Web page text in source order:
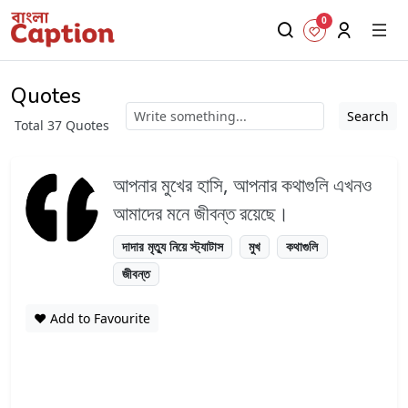
0
Quotes
Total 37 Quotes
Search
আপনার মুখের হাসি, আপনার কথাগুলি এখনও
আমাদের মনে জীবন্ত রয়েছে।
দাদার মৃত্যু নিয়ে স্ট্যাটাস মুখ
কথাগুলি
জীবন্ত
❤️ Add to Favourite